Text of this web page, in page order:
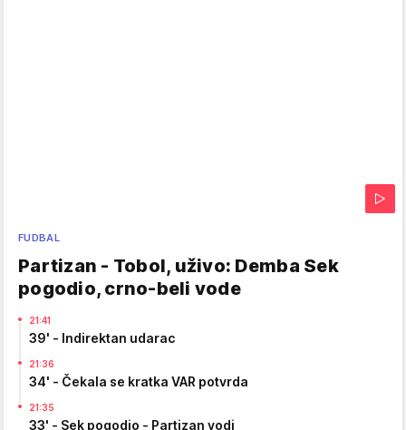
FUDBAL
Partizan - Tobol, uživo: Demba Sek
pogodio, crno-beli vode
21:41
39' - Indirektan udarac
21:36
34' - Čekala se kratka VAR potvrda
21:35
33' - Sek pogodio - Partizan vodi